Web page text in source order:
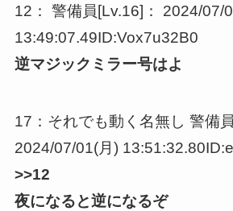
12： 警備員[Lv.16]： 2024/07/
13:49:07.49ID:Vox7u32B0
逆マジックミラー号はよ
17：それでも動く名無し 警備
2024/07/01(月)
>>12
夜になると逆になるぞ